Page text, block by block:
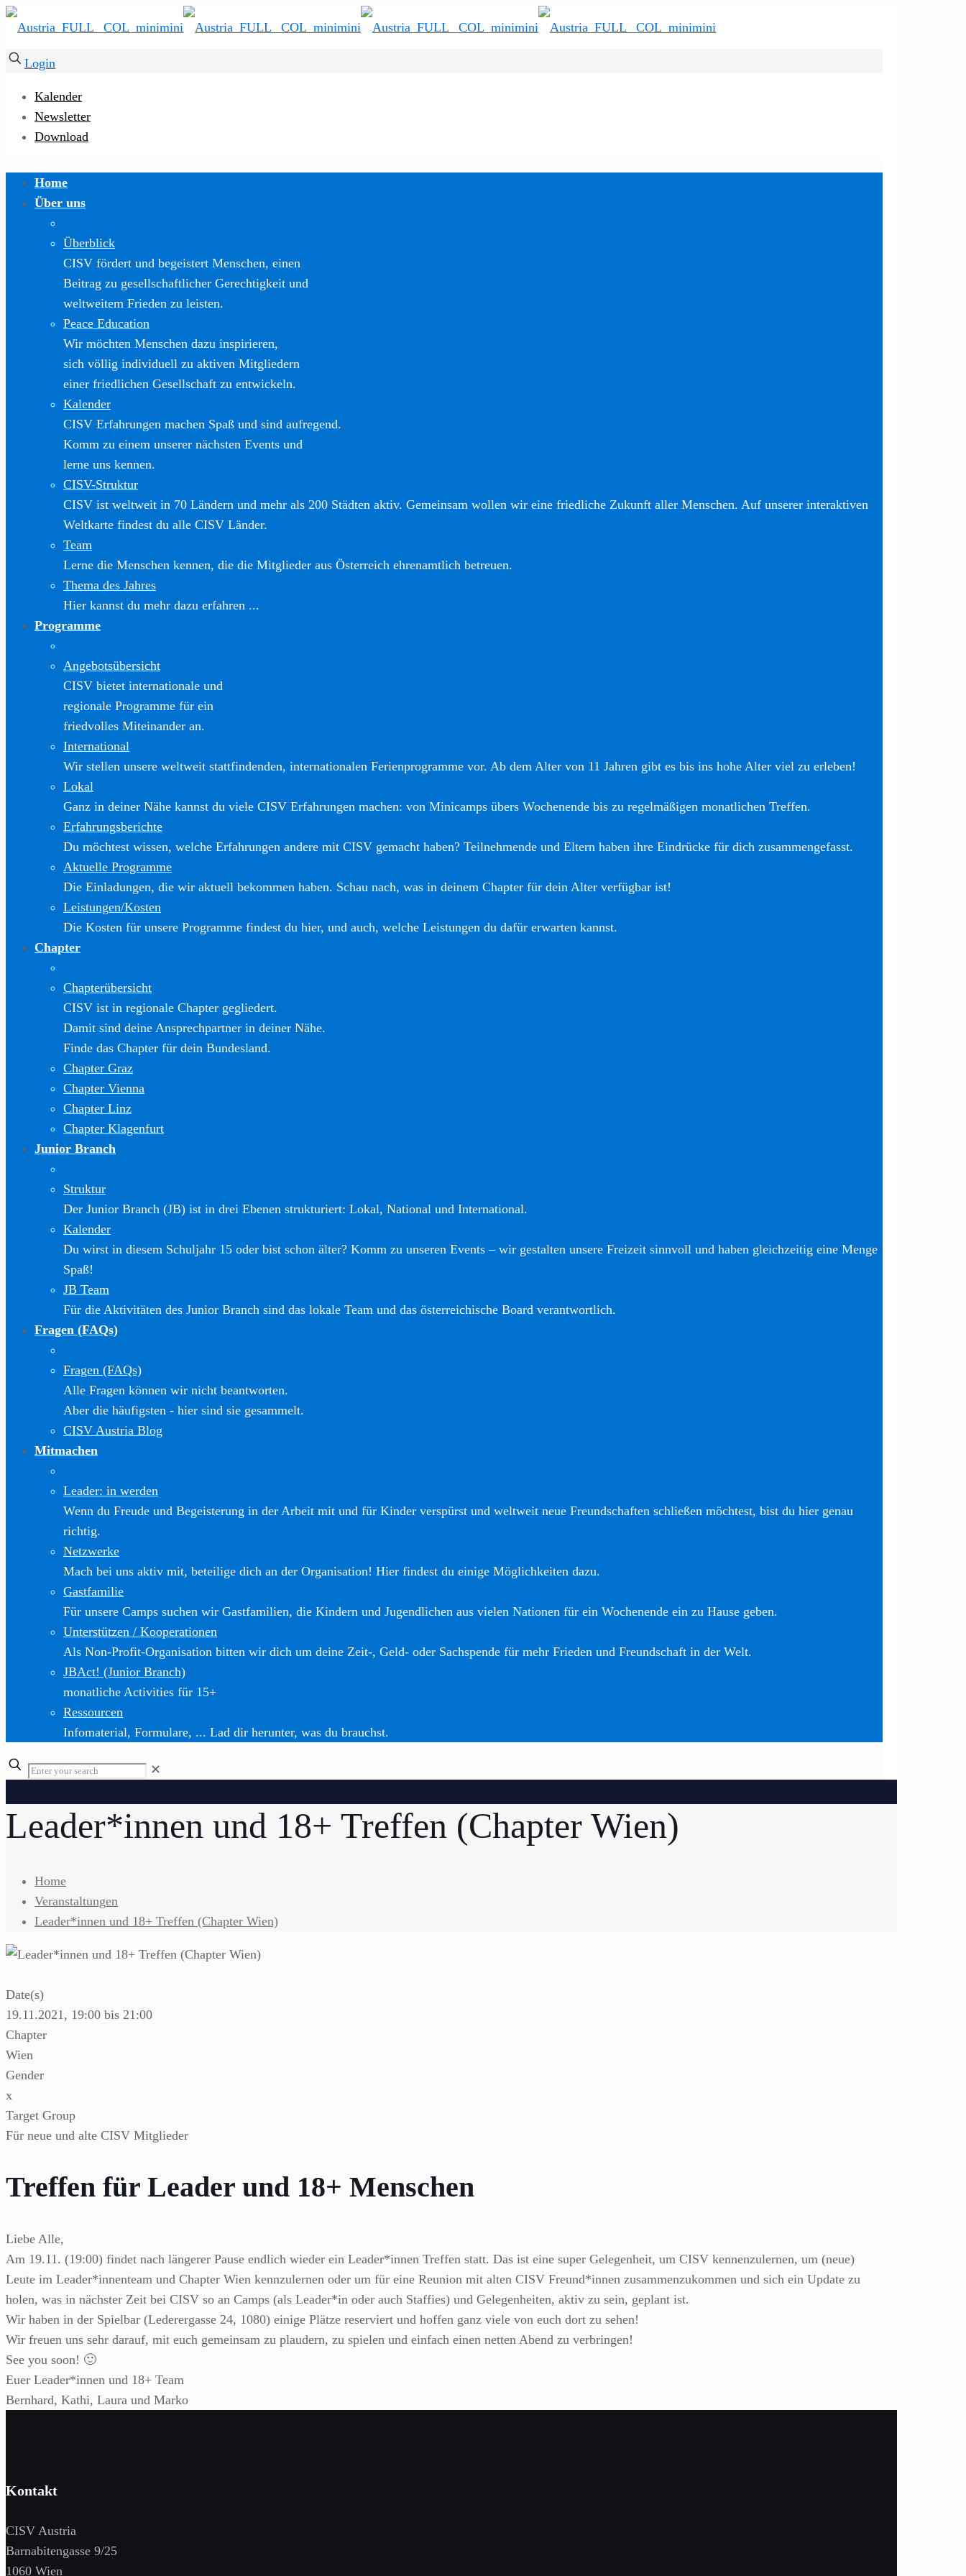
Login
Kalender
Newsletter
Download
Home
Über uns
Überblick
CISV fördert und begeistert Menschen, einen
Beitrag zu gesellschaftlicher Gerechtigkeit und
weltweitem Frieden zu leisten.
Peace Education
Wir möchten Menschen dazu inspirieren,
sich völlig individuell zu aktiven Mitgliedern
einer friedlichen Gesellschaft zu entwickeln.
Kalender
CISV Erfahrungen machen Spaß und sind aufregend.
Komm zu einem unserer nächsten Events und
lerne uns kennen.
CISV-Struktur
CISV ist weltweit in 70 Ländern und mehr als 200 Städten aktiv. Gemeinsam wollen wir eine friedliche Zukunft aller Menschen. Auf unserer interaktiven
Weltkarte findest du alle CISV Länder.
Team
Lerne die Menschen kennen, die die Mitglieder aus Österreich ehrenamtlich betreuen.
Thema des Jahres
Hier kannst du mehr dazu erfahren ...
Programme
Angebotsübersicht
CISV bietet internationale und
regionale Programme für ein
friedvolles Miteinander an.
International
Wir stellen unsere weltweit stattfindenden, internationalen Ferienprogramme vor. Ab dem Alter von 11 Jahren gibt es bis ins hohe Alter viel zu erleben!
Lokal
Ganz in deiner Nähe kannst du viele CISV Erfahrungen machen: von Minicamps übers Wochenende bis zu regelmäßigen monatlichen Treffen.
Erfahrungsberichte
Du möchtest wissen, welche Erfahrungen andere mit CISV gemacht haben? Teilnehmende und Eltern haben ihre Eindrücke für dich zusammengefasst.
Aktuelle Programme
Die Einladungen, die wir aktuell bekommen haben. Schau nach, was in deinem Chapter für dein Alter verfügbar ist!
Leistungen/Kosten
Die Kosten für unsere Programme findest du hier, und auch, welche Leistungen du dafür erwarten kannst.
Chapter
Chapterübersicht
CISV ist in regionale Chapter gegliedert.
Damit sind deine Ansprechpartner in deiner Nähe.
Finde das Chapter für dein Bundesland.
Chapter Graz
Chapter Vienna
Chapter Linz
Chapter Klagenfurt
Junior Branch
Struktur
Der Junior Branch (JB) ist in drei Ebenen strukturiert: Lokal, National und International.
Kalender
Du wirst in diesem Schuljahr 15 oder bist schon älter? Komm zu unseren Events – wir gestalten unsere Freizeit sinnvoll und haben gleichzeitig eine Menge
Spaß!
JB Team
Für die Aktivitäten des Junior Branch sind das lokale Team und das österreichische Board verantwortlich.
Fragen (FAQs)
Fragen (FAQs)
Alle Fragen können wir nicht beantworten.
Aber die häufigsten - hier sind sie gesammelt.
CISV Austria Blog
Mitmachen
Leader: in werden
Wenn du Freude und Begeisterung in der Arbeit mit und für Kinder verspürst und weltweit neue Freundschaften schließen möchtest, bist du hier genau
richtig.
Netzwerke
Mach bei uns aktiv mit, beteilige dich an der Organisation! Hier findest du einige Möglichkeiten dazu.
Gastfamilie
Für unsere Camps suchen wir Gastfamilien, die Kindern und Jugendlichen aus vielen Nationen für ein Wochenende ein zu Hause geben.
Unterstützen / Kooperationen
Als Non-Profit-Organisation bitten wir dich um deine Zeit-, Geld- oder Sachspende für mehr Frieden und Freundschaft in der Welt.
JBAct! (Junior Branch)
monatliche Activities für 15+
Ressourcen
Infomaterial, Formulare, ... Lad dir herunter, was du brauchst.
✕
Leader*innen und 18+ Treffen (Chapter Wien)
Home
Veranstaltungen
Leader*innen und 18+ Treffen (Chapter Wien)
Date(s)
19.11.2021, 19:00 bis 21:00
Chapter
Wien
Gender
x
Target Group
Für neue und alte CISV Mitglieder
Treffen für Leader und 18+ Menschen
Liebe Alle,
Am 19.11. (19:00) findet nach längerer Pause endlich wieder ein Leader*innen Treffen statt. Das ist eine super Gelegenheit, um CISV kennenzulernen, um (neue)
Leute im Leader*innenteam und Chapter Wien kennzulernen oder um für eine Reunion mit alten CISV Freund*innen zusammenzukommen und sich ein Update zu
holen, was in nächster Zeit bei CISV so an Camps (als Leader*in oder auch Staffies) und Gelegenheiten, aktiv zu sein, geplant ist.
Wir haben in der Spielbar (Lederergasse 24, 1080) einige Plätze reserviert und hoffen ganz viele von euch dort zu sehen!
Wir freuen uns sehr darauf, mit euch gemeinsam zu plaudern, zu spielen und einfach einen netten Abend zu verbringen!
See you soon! 🙂
Euer Leader*innen und 18+ Team
Bernhard, Kathi, Laura und Marko
Kontakt
CISV Austria
Barnabitengasse 9/25
1060 Wien